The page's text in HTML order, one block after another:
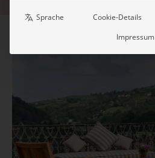
Sprache Cookie-Details
Impressum